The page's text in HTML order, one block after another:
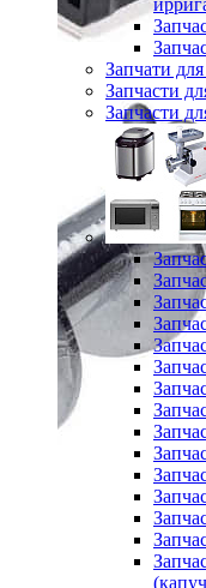
Запчати
Запчасти
Запчасти